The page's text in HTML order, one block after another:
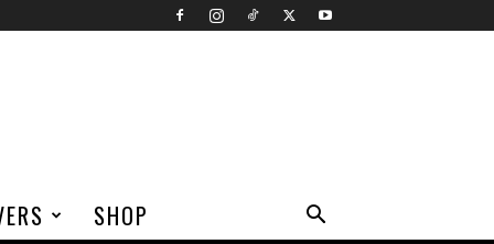
SHOP